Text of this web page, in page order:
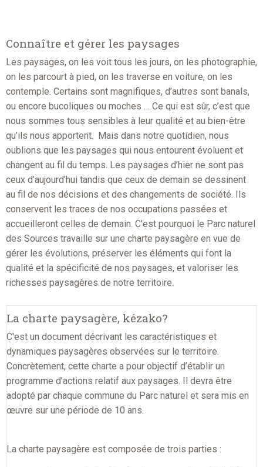
Connaître et gérer les paysages
Les paysages, on les voit tous les jours, on les photographie,
on les parcourt à pied, on les traverse en voiture, on les
contemple. Certains sont magnifiques, d’autres sont banals,
ou encore bucoliques ou moches … Ce qui est sûr, c’est que
nous sommes tous sensibles à leur qualité et au bien-être
qu’ils nous apportent. Mais dans notre quotidien, nous
oublions que les paysages qui nous entourent évoluent et
changent au fil du temps. Les paysages d’hier ne sont pas
ceux d’aujourd’hui tandis que ceux de demain se dessinent
au fil de nos décisions et des changements de société. Ils
conservent les traces de nos occupations passées et
accueilleront celles de demain. C’est pourquoi le Parc naturel
des Sources travaille sur une charte paysagère en vue de
gérer les évolutions, préserver les éléments qui font la
qualité et la spécificité de nos paysages, et valoriser les
richesses paysagères de notre territoire.
La charte paysagère, kézako?
C'est un document décrivant les caractéristiques et
dynamiques paysagères observées sur le territoire.
Concrètement, cette charte a pour objectif d’établir un
programme d’actions relatif aux paysages. Il devra être
adopté par chaque commune du Parc naturel et sera mis en
œuvre sur une période de 10 ans.
La charte paysagère est composée de trois parties :